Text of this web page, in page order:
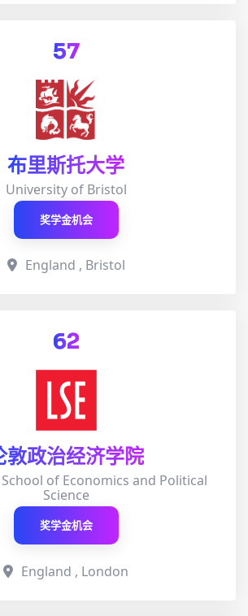
57
布里斯托大学
University of Bristol
奖学金机会
England , Bristol
62
敦政治经济学院
of Economics and Political
Science
奖学金机会
England , London